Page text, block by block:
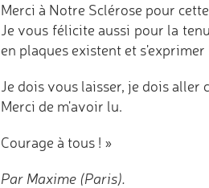
Merci à Notre Sclérose pour
Je vous félicite aussi pour la
en plaques existent et s'exprimer
Je dois vous laisser, je dois aller
Merci de m'avoir lu.
Courage à tous ! »
Par Maxime (Paris).